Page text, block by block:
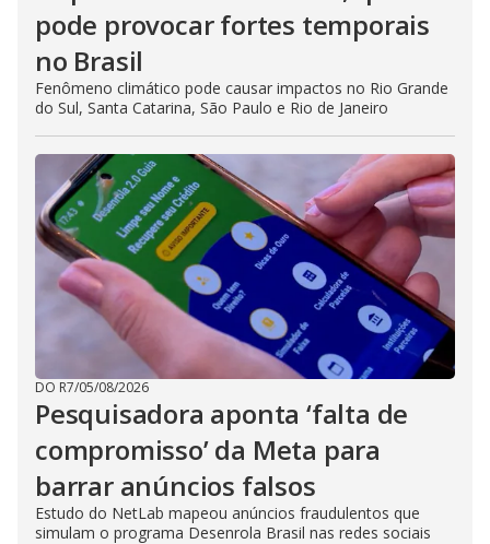
pode provocar fortes temporais
no Brasil
Fenômeno climático pode causar impactos no Rio Grande
do Sul, Santa Catarina, São Paulo e Rio de Janeiro
DO R7/05/08/2026
Pesquisadora aponta ‘falta de
compromisso’ da Meta para
barrar anúncios falsos
Estudo do NetLab mapeou anúncios fraudulentos que
simulam o programa Desenrola Brasil nas redes sociais